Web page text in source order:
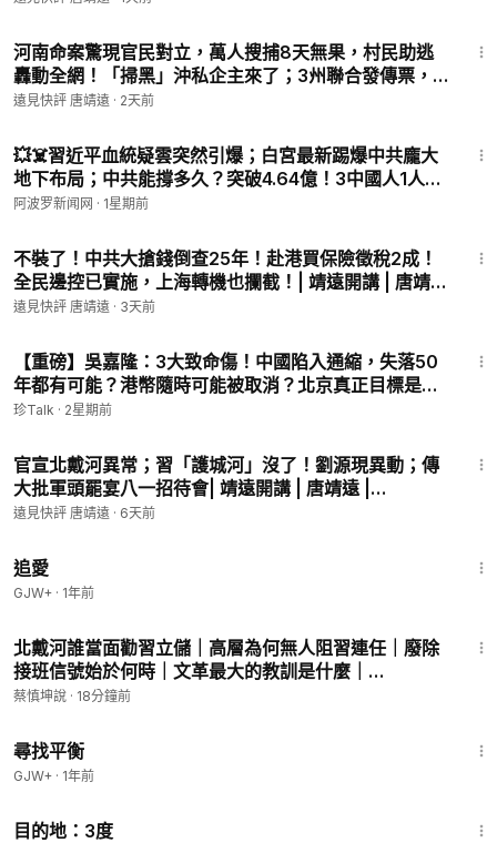
立即購買《裸體的共產黨》——揭穿共產黨所有偽裝和謊言的
「冷戰聖經」，看清中共，把握未來！
D%B7%E5%8F%B2%E7%9C%9F%E7%9B%B8
🎁輸入優惠碼【TJY】享受9折優惠，並贈送《九評共產黨》有
聲書！
灣、新加坡、日本、韓國、英國。其它地區也可購買有聲書和電
子書。
唐靖遠粵語頻道：https://www.youtube.com/@CantoJingyua
靖遠帶你一鍵翻牆：
https://donorbox.org/jingyuanfanqiang-819-f
https://donorbox.org/jingyuanfanqiang-115
～～～～～～～～～～～～～～～～～～～～～～～～～～～～
～～～～～～～～～～～
2026年6月27日,一架輕型運動航空器撞上北京地標中國尊大樓,
擊」與駕駛員性別。本期深度起底三大疑點:中信集團「越描越
黑」的闢謠、英國《金融時報》在石佛寺機場發現登記於「劉俊
中南海。並剖析此案為何恰好撞上人大罷免14名官員、6名將領
的習家軍大清洗——這究竟是技術故障,還是一場政治清算的引爆
點?
海 #人大罷免
講 #唐靖遠
～～～～～～～～～～～～～～～～
河南命案驚現官民對立，萬人搜捕8天無果，村民助逃
轟動全網！「掃黑」沖私企主來了；3州聯合發傳票，
福奇懸了？| 靖遠開講 | 唐靖遠 | 2026.08.07 #夏付鋼
遠見快評 唐靖遠 · 2天前
💥☠️習近平血統疑雲突然引爆；白宮最新踢爆中共龐大
地下布局；中共能撐多久？突破4.64億！3中國人1人
「三退」【#熱點直擊 #深度 #阿波羅網 C】
阿波罗新闻网 · 1星期前
不裝了！中共大搶錢倒查25年！赴港買保險徵稅2成！
全民邊控已實施，上海轉機也攔截！| 靖遠開講 | 唐靖遠
| 2026.08.06 #海外追稅#閉關鎖國 #靖遠開講
遠見快評 唐靖遠 · 3天前
【重磅】吳嘉隆：3大致命傷！中國陷入通縮，失落50
年都有可能？港幣隨時可能被取消？北京真正目標是…
【珍TALK】2026.07.27 #珍TALK #梁珍 #中國經濟 #
珍Talk · 2星期前
官宣北戴河異常；習「護城河」沒了！劉源現異動；傳
大批軍頭罷宴八一招待會| 靖遠開講 | 唐靖遠 |
2026.08.03 #北戴河 #習近平 #靖遠開講
遠見快評 唐靖遠 · 6天前
追愛
GJW+ · 1年前
北戴河誰當面勸習立儲｜高層為何無人阻習連任｜廢除
接班信號始於何時｜文革最大的教訓是什麼｜
（20260810第1188期）#熱門話題
蔡慎坤說 · 18分鐘前
尋找平衡
GJW+ · 1年前
目的地：3度